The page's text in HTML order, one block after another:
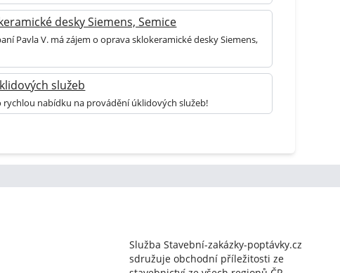
desky Siemens, Semice
Pavla V. má zájem o oprava sklokeramické desky Siemens,
služeb
rychlou nabídku na provádění úklidových služeb!
Služba Stavební-zakázky-poptávky.cz
sdružuje obchodní příležitosti ze